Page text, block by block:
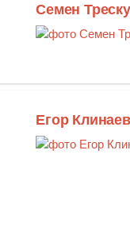
Семен
Егор Клинаев